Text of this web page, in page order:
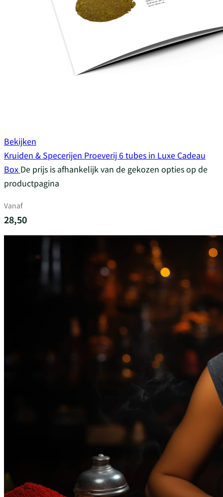
Bekijken
Kruiden & Specerijen Proeverij 6 tubes in Luxe Cadeau
Box De prijs is afhankelijk van de gekozen opties op de
productpagina
Vanaf
28,50